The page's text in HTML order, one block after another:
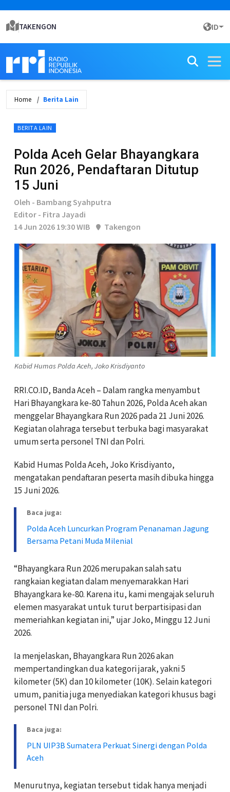
TAKENGON ID
Home Berita Lain
BERITA LAIN
Polda Aceh Gelar Bhayangkara
Run 2026, Pendaftaran Ditutup
15 Juni
Oleh - Bambang Syahputra
Editor - Fitra Jayadi
14 Jun 2026 19:30 WIB
Takengon
Kabid Humas Polda Aceh, Joko Krisdiyanto
RRI.CO.ID, Banda Aceh – Dalam rangka menyambut
Hari Bhayangkara ke-80 Tahun 2026, Polda Acehakan
menggelar Bhayangkara Run 2026 pada 21 Juni 2026.
Kegiatan olahraga tersebut terbuka bagi masyarakat
umum serta personel TNI dan Polri.
Kabid Humas Polda Aceh, Joko Krisdiyanto,
mengatakan pendaftaran peserta masih dibuka hingga
15 Juni 2026.
Baca juga:
Polda Aceh Luncurkan Program Penanaman Jagung
Bersama Petani Muda Milenial
“Bhayangkara Run 2026 merupakan salah satu
rangkaian kegiatan dalam menyemarakkan Hari
Bhayangkara ke-80. Karena itu, kami mengajak seluruh
elemen masyarakat untuk turut berpartisipasi dan
memeriahkan kegiatan ini,” ujar Joko, Minggu 12 Juni
2026.
Ia menjelaskan, Bhayangkara Run 2026 akan
mempertandingkan dua kategori jarak, yakni 5
kilometer (5K) dan 10 kilometer (10K). Selain kategori
umum, panitia juga menyediakan kategori khusus bagi
personel TNI dan Polri.
Baca juga:
PLN UIP3B Sumatera Perkuat Sinergi dengan Polda
Aceh
Menurutnya, kegiatan tersebut tidak hanya menjadi